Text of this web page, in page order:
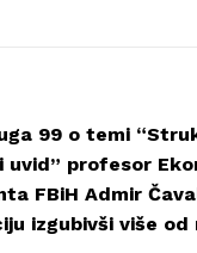
99 o temi
uvid” profesor
FBiH Admir
izgubivši više